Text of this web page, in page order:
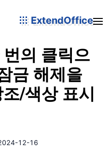
ExtendOffice
의 클릭으
금 해제을
/색상 표시
12-16